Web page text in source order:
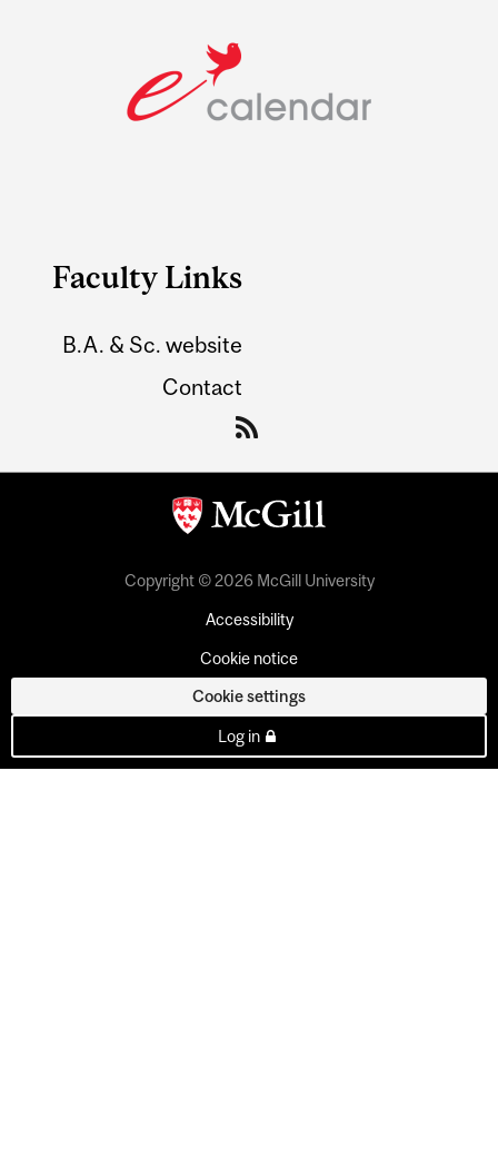
Faculty Links
B.A. & Sc. website
Contact
Copyright © 2026 McGill University
Accessibility
Cookie notice
Cookie settings
Log in